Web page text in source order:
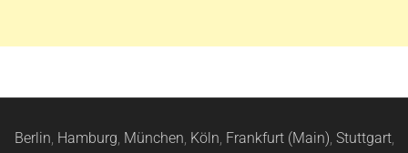
Berlin, Hamburg, München, Köln, Frankfurt (Main), Stuttgart,